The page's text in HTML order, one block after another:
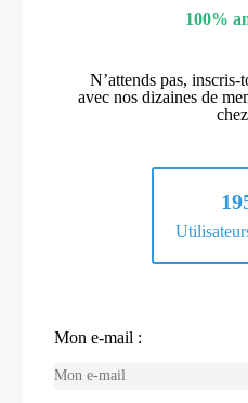
100%
N’attends pas,
avec nos dizaines de
Mon e-mail :